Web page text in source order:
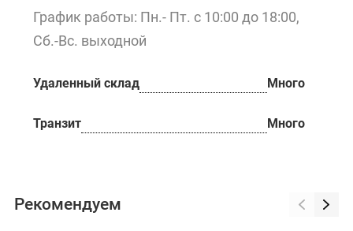
График работы: Пн.- Пт. с 10:00 до 18:00,
Сб.-Вс. выходной
Удаленный склад Много
Транзит Много
Рекомендуем